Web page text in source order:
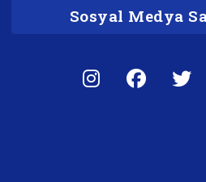
Sosyal Medya